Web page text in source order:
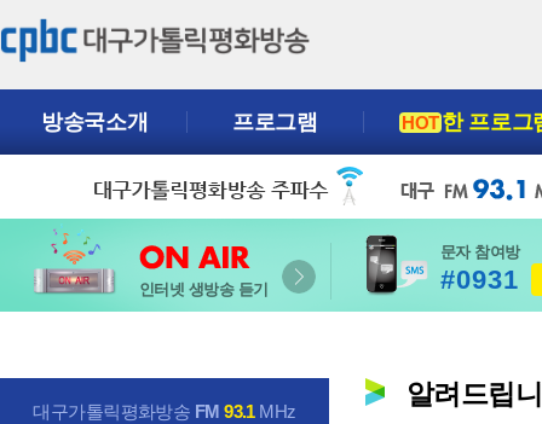
방송국소개 프로그램 HOT한 프로그
인터넷 생방송 듣기
문자 참여방
#0931
대구가톨릭평화방송 FM93.1MHz
알려드립